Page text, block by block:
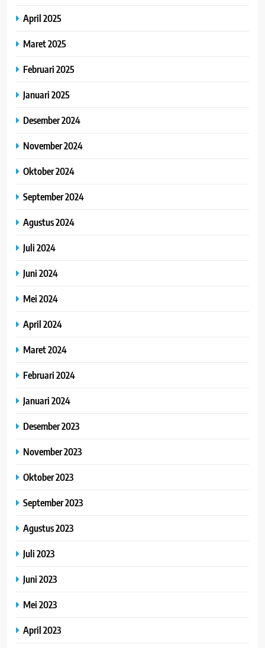
April 2025
Maret 2025
Februari 2025
Januari 2025
Desember 2024
November 2024
Oktober 2024
September 2024
Agustus 2024
Juli 2024
Juni 2024
Mei 2024
April 2024
Maret 2024
Februari 2024
Januari 2024
Desember 2023
November 2023
Oktober 2023
September 2023
Agustus 2023
Juli 2023
Juni 2023
Mei 2023
April 2023